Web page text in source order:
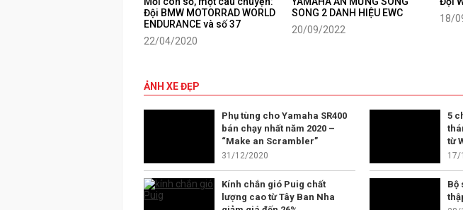
Đội BMW MOTORRAD WORLD
ENDURANCE và số 37
22/04/2020
SONG 2 DANH HIỆU EWC
20/09/2022
18/
ẢNH XE ĐẸP
Phụ tùng cho Yamaha SR400
bán chạy nhất năm 2020 –
“Make an Scrambler”
31/12/2020
5
từ
17/
Kính chắn gió Puig chất
lượng cao từ Tây Ban Nha
Bộ